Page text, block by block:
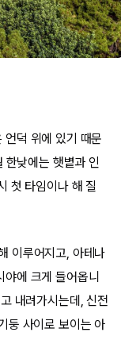
언덕 위에 있기 때문
낮에는 햇볕과 인
첫 타임이나 해 질
이루어지고, 아테나
야에 크게 들어옵니
내려가시는데, 신전
둥 사이로 보이는 아